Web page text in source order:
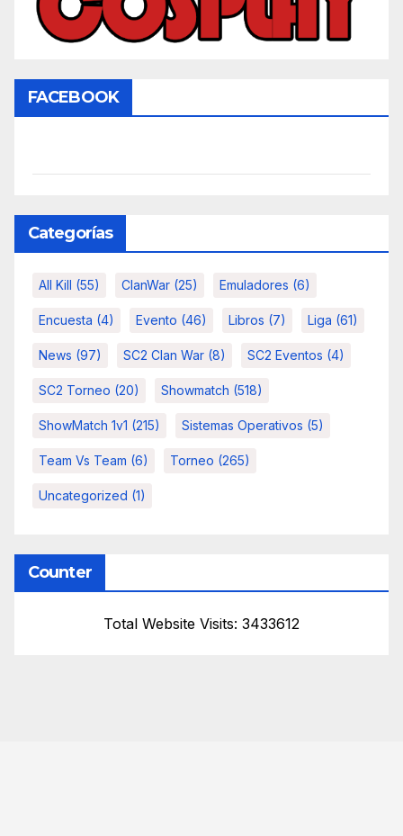
FACEBOOK
Categorías
All Kill (55) ClanWar (25) Emuladores (6)
Encuesta (4) Evento (46) Libros (7) Liga (61)
News (97) SC2 Clan War (8) SC2 Eventos (4)
SC2 Torneo (20) Showmatch (518)
ShowMatch 1v1 (215) Sistemas Operativos (5)
Team Vs Team (6) Torneo (265)
Uncategorized (1)
Counter
Total Website Visits: 3433612